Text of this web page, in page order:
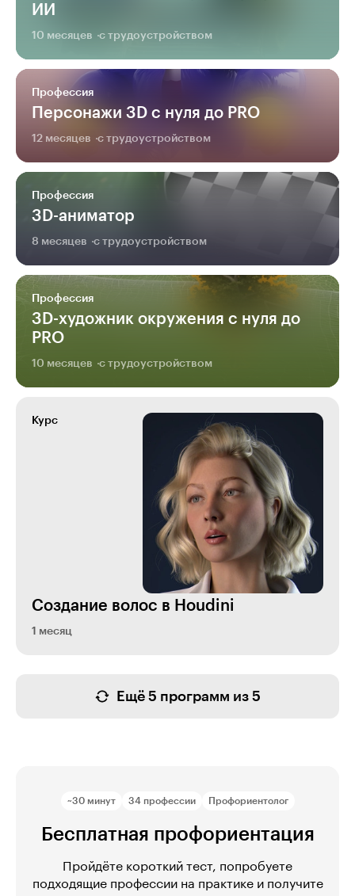
ИИ
10 месяцев с трудоустройством
Профессия
Персонажи 3D с нуля до PRO
12 месяцев с трудоустройством
Профессия
3D-аниматор
8 месяцев с трудоустройством
Профессия
3D-художник окружения с нуля до
PRO
10 месяцев с трудоустройством
Курс
Создание волос в Houdini
1 месяц
Ещё 5 программ из 5
~30 минут 34 профессии Профориентолог
Бесплатная профориентация
Пройдёте короткий тест, попробуете
подходящие профессии на практике и получите